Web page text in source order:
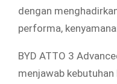
dengan
performa,
BYD ATTO 3
menjawab